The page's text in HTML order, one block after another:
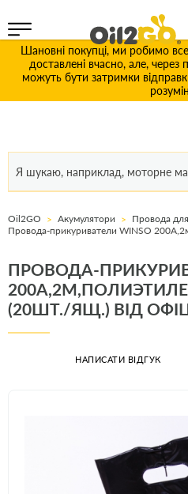
Шановні покупці, ми робимо
доставлені вчасно, але, через
можуть бути затримки
Oil2GO Акумулятори
Провода
ПРОВОДА-
(20ШТ./ЯЩ.) ВІД
НАПИСАТИ ВІДГУК